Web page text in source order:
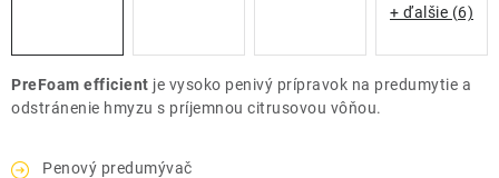
PreFoam efficient je vysoko penivý prípravok na predumytie a
odstránenie hmyzu s príjemnou citrusovou vôňou.
Penový predumývač
+ ďalšie (6)